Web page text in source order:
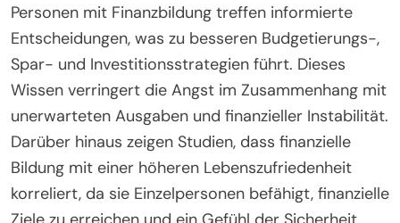
Personen mit Finanzbildung treffen informierte
Entscheidungen, was zu besseren Budgetierungs-,
Spar- und Investitionsstrategien führt. Dieses
Wissen verringert die Angst im Zusammenhang mit
unerwarteten Ausgaben und finanzieller Instabilität.
Darüber hinaus zeigen Studien, dass finanzielle
Bildung mit einer höheren Lebenszufriedenheit
korreliert, da sie Einzelpersonen befähigt, finanzielle